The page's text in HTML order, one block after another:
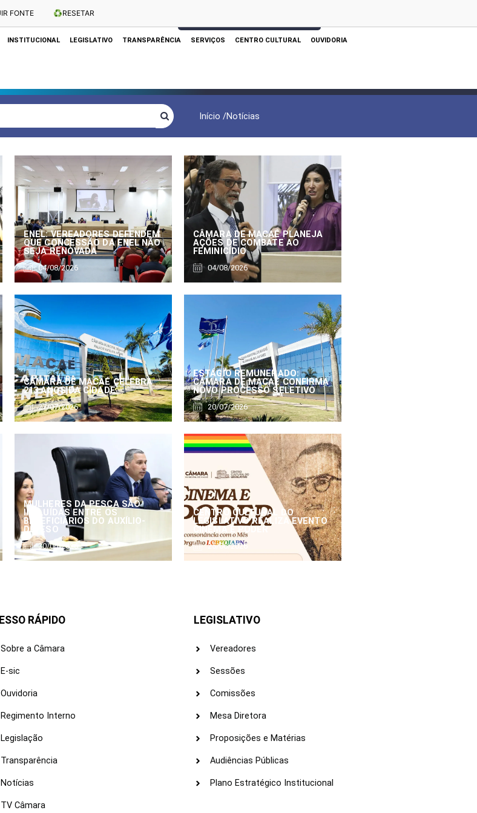
FONTE ♻️RESETAR
e Horários das Sessões: Terças e Quartas às 10h
INSTITUCIONAL LEGISLATIVO TRANSPARÊNCIA SERVIÇOS CENTRO CULTURAL OUVIDORIA
Início /Notícias
ENEL: VEREADORES DEFENDEM
QUE CONCESSÃO DA ENEL NÃO
SEJA RENOVADA
04/08/2026
CÂMARA DE MACAÉ PLANEJA
AÇÕES DE COMBATE AO
FEMINICÍDIO
04/08/2026
CÂMARA DE MACAÉ CELEBRA
213 ANOS DA CIDADE
27/07/2026
ESTÁGIO REMUNERADO:
CÂMARA DE MACAÉ CONFIRMA
NOVO PROCESSO SELETIVO
20/07/2026
MULHERES DA PESCA SÃO
INCLUÍDAS ENTRE OS
BENEFICIÁRIOS DO AUXÍLIO-
DEFESO
30/06/2026
CENTRO CULTURAL DO
LEGISLATIVO REALIZA EVENTO
CINEMA E PODER
25/06/2026
RÁPIDO
Sobre a Câmara
E-sic
Ouvidoria
Regimento Interno
Legislação
Transparência
Notícias
TV Câmara
LEGISLATIVO
Vereadores
Sessões
Comissões
Mesa Diretora
Proposições e Matérias
Audiências Públicas
Plano Estratégico Institucional